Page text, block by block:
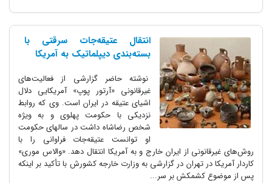
انتقال عتیقه‌جات سرقتی با
بسته‌بندی دیپلماتیک به آمریکا
نوشته حاضر گزارشی از فعالیت‌های
غیرقانونی «آرتور پوپ» آمریکایی دلال
اشیای عتیقه در ایران است. ‌وی که روابط
نزدیکی با حکومت پهلوی و به ویژه
شخص رضاشاه داشت در سالهای حکومت
او توانست ‌عتیقه‌جات فراوانی را با
روش‌های غیرقانونی از ایران خارج و به آمریکا انتقال دهد.‌ ‌«والاس موری»
کاردار آمریکا در تهران در گزارشی به وزارت خارجه کشورش با تأکید بر اینکه
پس از ‌موضوع کشمکش بر سر...